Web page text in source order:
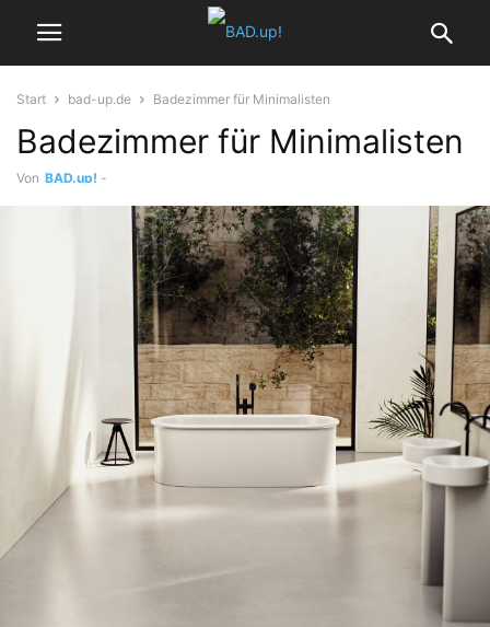
Start bad-up.de Badezimmer für Minimalisten
Badezimmer für Minimalisten
Von BAD.up! -